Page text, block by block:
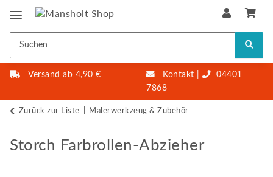
Versand ab 4,90 € Kontakt
04401
7868
Zurück zur Liste Malerwerkzeug & Zubehör
Storch Farbrollen-Abzieher